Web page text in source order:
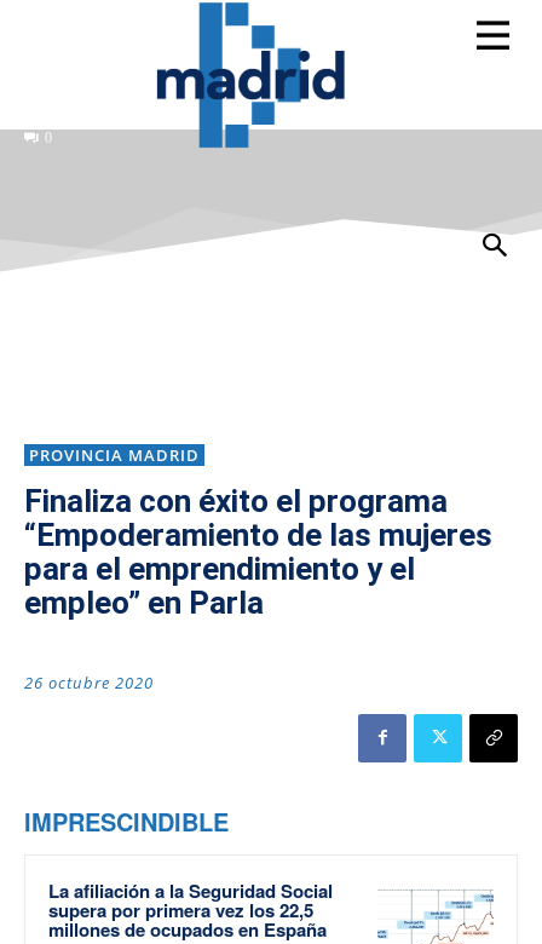
0
PROVINCIA MADRID
Finaliza con éxito el programa
“Empoderamiento de las mujeres
para el emprendimiento y el
empleo” en Parla
26 octubre 2020
IMPRESCINDIBLE
La afiliación a la Seguridad Social
supera por primera vez los 22,5
millones de ocupados en España